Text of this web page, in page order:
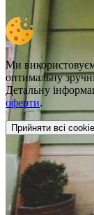
Ми
оптимальну
Детальну
оферти.
Прийняти всі